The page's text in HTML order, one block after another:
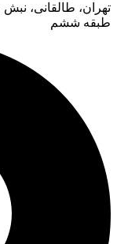
طبقه ششم